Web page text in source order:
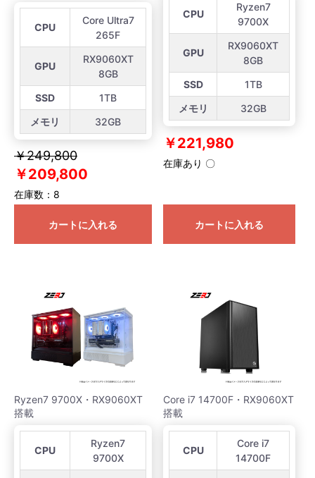
CPU
Core Ultra7
265F
GPU
RX9060XT
8GB
SSD
1TB
メモリ
32GB
￥249,800
￥209,800
在庫数：8
カートに入れる
CPU
Ryzen7
9700X
GPU
RX9060XT
8GB
SSD
1TB
メモリ
32GB
￥221,980
在庫あり 〇
カートに入れる
Ryzen7 9700X・RX9060XT
搭載
CPU
Ryzen7
9700X
Core i7 14700F・RX9060XT
搭載
CPU
Core i7
14700F